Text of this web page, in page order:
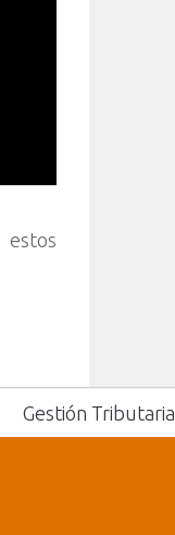
estos
Gestión Tributaria